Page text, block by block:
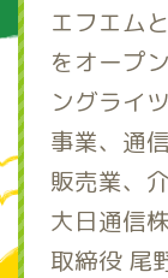
エフエム
をオープ
ングライ
事業、通
販売業、
大日通信
取締役 尾